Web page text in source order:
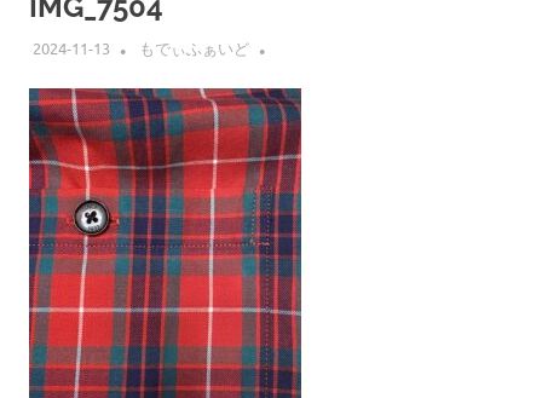
2024-11-13 もでぃふぁいど